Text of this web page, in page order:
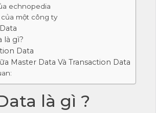
echnopedia
một công ty
là gì?
Data
Master Data Và Transaction Data
là gì ?